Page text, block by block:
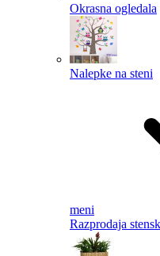
Okrasna ogledala
Nalepke na steni
meni
Razprodaja